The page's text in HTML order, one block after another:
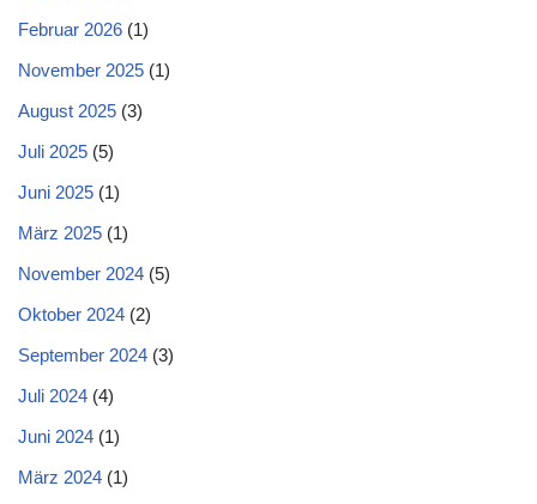
Februar 2026 (1)
November 2025 (1)
August 2025 (3)
Juli 2025 (5)
Juni 2025 (1)
März 2025 (1)
November 2024 (5)
Oktober 2024 (2)
September 2024 (3)
Juli 2024 (4)
Juni 2024 (1)
März 2024 (1)